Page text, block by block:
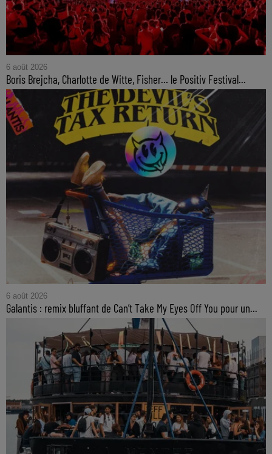
6 août 2026
Boris Brejcha, Charlotte de Witte, Fisher… le Positiv Festival...
6 août 2026
Galantis : remix bluffant de Can’t Take My Eyes Off You pour un...